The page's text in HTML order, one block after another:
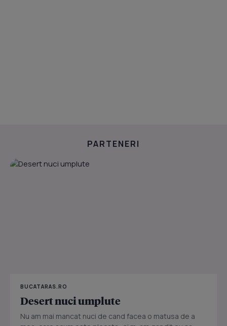
PARTENERI
BUCATARAS.RO
Desert nuci umplute
Nu am mai mancat nuci de cand facea o matusa de a